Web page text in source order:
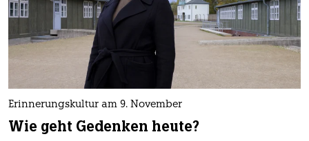
Erinnerungskultur am 9. November
Wie geht Gedenken heute?